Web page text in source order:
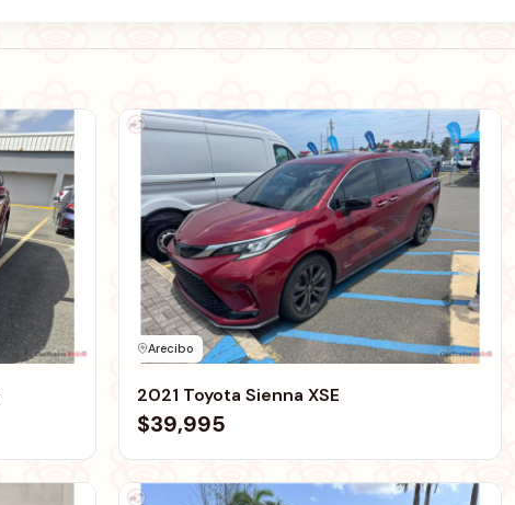
Arecibo
2021 Toyota Sienna XSE
$39,995